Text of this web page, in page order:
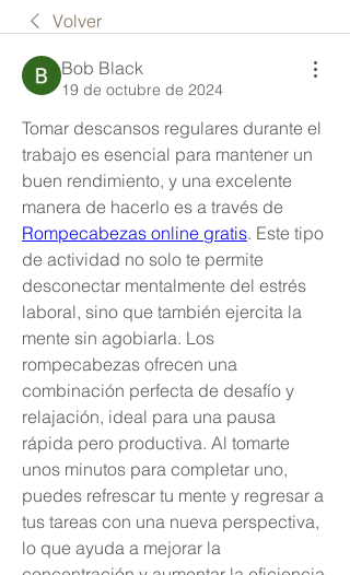
Volver
Bob Black
19 de octubre de 2024
Tomar descansos regulares durante el
trabajo es esencial para mantener un
buen rendimiento, y una excelente
Rompecabezas online gratis. Este tipo
de actividad no solo te permite
desconectar mentalmente del estrés
laboral, sino que también ejercita la
mente sin agobiarla. Los
rompecabezas ofrecen una
combinación perfecta de desafío y
relajación, ideal para una pausa
rápida pero productiva. Al tomarte
unos minutos para completar uno,
puedes refrescar tu mente y regresar a
tus tareas con una nueva perspectiva,
lo que ayuda a mejorar la